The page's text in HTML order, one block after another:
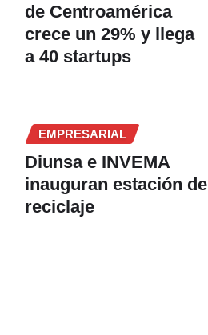
de Centroamérica
crece un 29% y llega
a 40 startups
EMPRESARIAL
Diunsa e INVEMA
inauguran estación de
reciclaje